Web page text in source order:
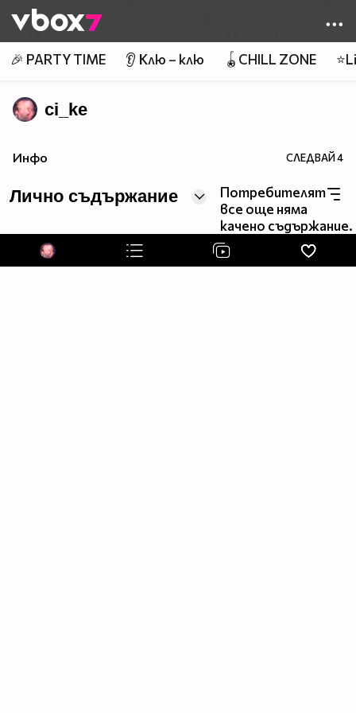
👾
🎉 PARTY TIME 👂 Клю – клю 🪀CHILL ZONE
ci_ke
Инфо СЛЕДВАЙ4
Лично съдържание
Потребителят
все още няма
качено съдържание.